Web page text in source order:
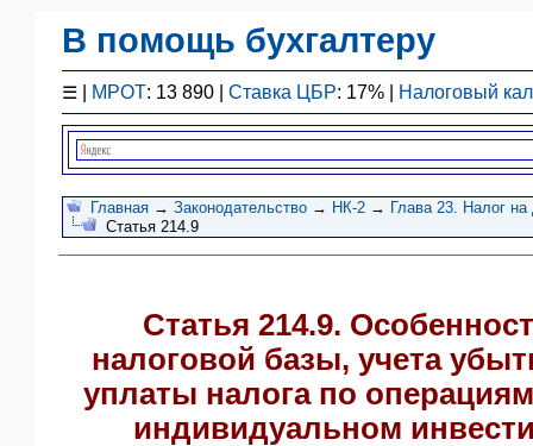
В помощь бухгалтеру
☰ МРОТ: 13 890 | Ставка ЦБР: 17% | Налоговый
Законодательство
F1 - Отчетность
План счетов
Справочник
Упрощенка
Договоры
Обзоры
Бланки
Главная → Законодательство → НК-2 → Глава 23. Налог
Статья 214.9
Статья 214.9.
налоговой базы, учета
уплаты налога по
индивидуальном